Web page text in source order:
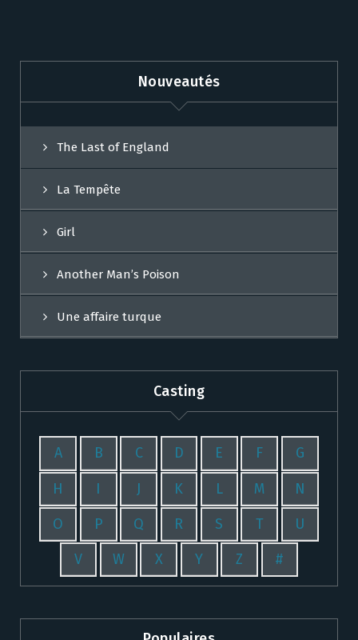
Nouveautés
The Last of England
La Tempête
Girl
Another Man’s Poison
Une affaire turque
Casting
A B C D E F G
H I J K L M N
O P Q R S T U
V W X Y Z #